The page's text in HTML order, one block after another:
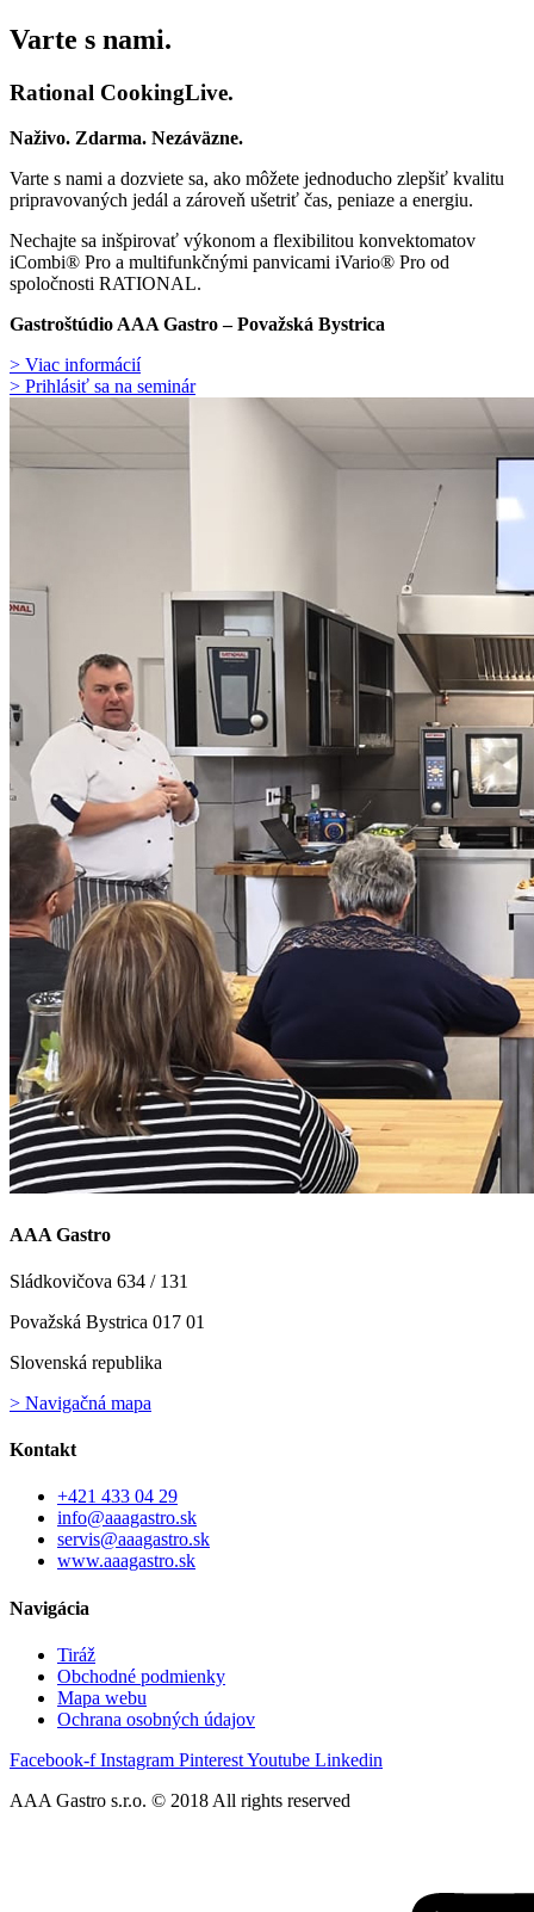
Varte s nami.
Rational CookingLive​.
Naživo. Zdarma. Nezáväzne.
Varte s nami a dozviete sa, ako môžete jednoducho zlepšiť kvalitu
pripravovaných jedál a zároveň ušetriť čas, peniaze a energiu.
Nechajte sa inšpirovať výkonom a flexibilitou konvektomatov
iCombi® Pro a multifunkčnými panvicami iVario® Pro od
spoločnosti RATIONAL.
Gastroštúdio AAA Gastro – Považská Bystrica
> Viac informácií
> Prihlásiť sa na seminár
AAA Gastro
Sládkovičova 634 / 131
Považská Bystrica 017 01
Slovenská republika
> Navigačná mapa
Kontakt
+421 433 04 29
info@aaagastro.sk
servis@aaagastro.sk
www.aaagastro.sk
Navigácia
Tiráž
Obchodné podmienky
Mapa webu
Ochrana osobných údajov
Facebook-f Instagram PinterestYoutube Linkedin
AAA Gastro s.r.o. © 2018 All rights reserved​